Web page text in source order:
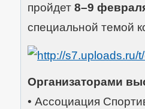
пройдет8–9
специальной темой
Организаторами
• Ассоциация